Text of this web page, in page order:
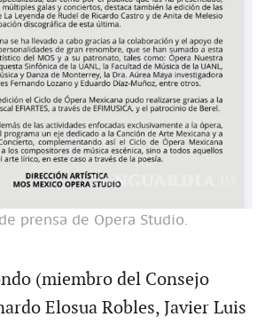
prensa de Opera Studio.
(miembro del Consejo
Elosua Robles, Javier Luis